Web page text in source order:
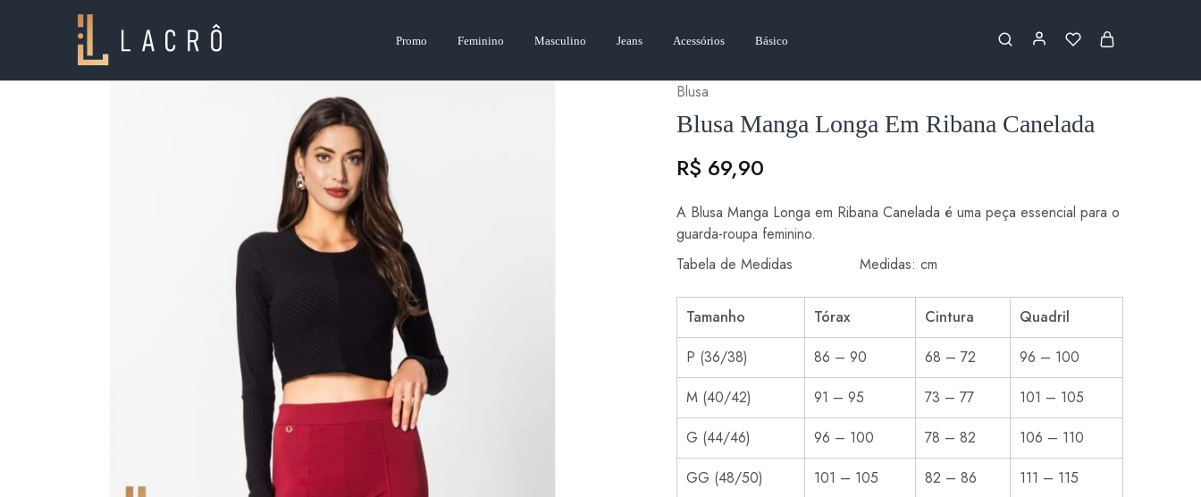
Lacrô
Wear
Promo Feminino Masculino Jeans Acessórios Básico
Blusa
Blusa Manga Longa Em Ribana Canelada
R$ 69,90
A Blusa Manga Longa em Ribana Canelada é uma peça essencial para o
guarda-roupa feminino.
Tabela de Medidas Medidas: cm
Tamanho Tórax Cintura
Quadril
P (36/38)
86 – 90 68 – 72
96 – 100
M (40/42)
91 – 95 73 – 77
101 – 105
G (44/46)
96 – 100 78 – 82
106 – 110
GG (48/50)
101 – 105 82 – 86 111 – 115